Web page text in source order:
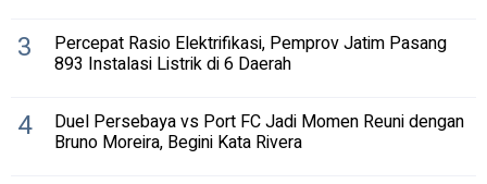
3 Percepat Rasio Elektrifikasi, Pemprov Jatim Pasang
893 Instalasi Listrik di 6 Daerah
4 Duel Persebaya vs Port FC Jadi Momen Reuni dengan
Bruno Moreira, Begini Kata Rivera